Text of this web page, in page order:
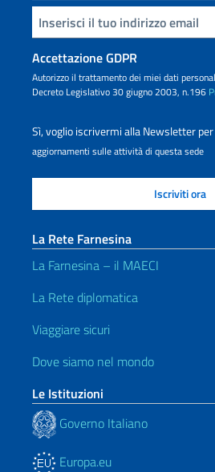
Inserisci la tua email
Accettazione GDPR
Autorizzo il trattamento dei miei dati
Decreto Legislativo 30 giugno 2003, n.196
Sì, voglio iscrivermi alla Newsletter
aggiornamenti sulle attività di questa sede
La Rete Farnesina
La Farnesina – il MAECI
La Rete diplomatica
Viaggiare sicuri
Dove siamo nel mondo
Le Istituzioni
Governo Italiano
Europa.eu